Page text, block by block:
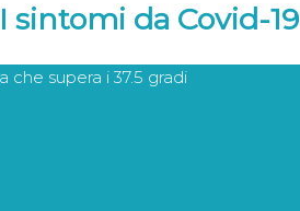
I sintomi da Covid-19
supera i 37.5 gradi